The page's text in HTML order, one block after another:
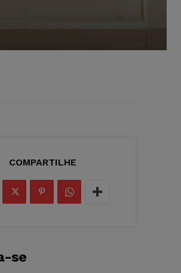
COMPARTILHE
se